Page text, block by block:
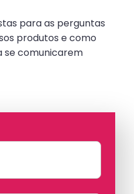
para as perguntas
produtos e como
se comunicarem